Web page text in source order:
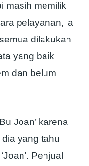
masih memiliki
pelayanan, ia
dilakukan
yang baik
dan belum
Joan’ karena
yang tahu
Penjual